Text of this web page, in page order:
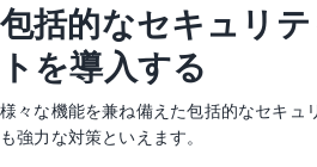
包括的なセキュリ
トを導入する
様々な機能を兼ね備えた包括的なセキュ
も強力な対策といえます。